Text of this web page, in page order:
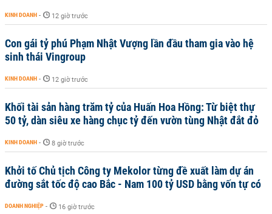
KINH DOANH - 12 giờ trước
Con gái tỷ phú Phạm Nhật Vượng lần đầu tham gia vào hệ
sinh thái Vingroup
KINH DOANH - 12 giờ trước
Khối tài sản hàng trăm tỷ của Huấn Hoa Hồng: Từ biệt thự
50 tỷ, dàn siêu xe hàng chục tỷ đến vườn tùng Nhật đắt đỏ
KINH DOANH - 8 giờ trước
Khởi tố Chủ tịch Công ty Mekolor từng đề xuất làm dự án
đường sắt tốc độ cao Bắc - Nam 100 tỷ USD bằng vốn tự có
DOANH NGHIỆP - 16 giờ trước